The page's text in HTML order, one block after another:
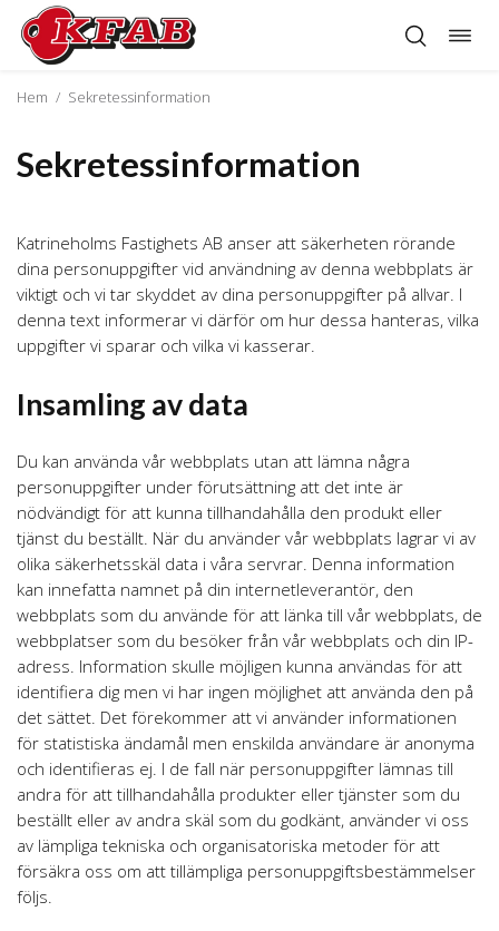
Hoppa
innehåll
Hem / Sekretessinformation
Sekretessinformation
Katrineholms Fastighets AB anser att säkerheten rörande
dina personuppgifter vid användning av denna webbplats är
viktigt och vi tar skyddet av dina personuppgifter på allvar. I
denna text informerar vi därför om hur dessa hanteras, vilka
uppgifter vi sparar och vilka vi kasserar.
Insamling av data
Du kan använda vår webbplats utan att lämna några
personuppgifter under förutsättning att det inte är
nödvändigt för att kunna tillhandahålla den produkt eller
tjänst du beställt. När du använder vår webbplats lagrar vi av
olika säkerhetsskäl data i våra servrar. Denna information
kan innefatta namnet på din internetleverantör, den
webbplats som du använde för att länka till vår webbplats, de
webbplatser som du besöker från vår webbplats och din IP-
adress. Information skulle möjligen kunna användas för att
identifiera dig men vi har ingen möjlighet att använda den på
det sättet. Det förekommer att vi använder informationen
för statistiska ändamål men enskilda användare är anonyma
och identifieras ej. I de fall när personuppgifter lämnas till
andra för att tillhandahålla produkter eller tjänster som du
beställt eller av andra skäl som du godkänt, använder vi oss
av lämpliga tekniska och organisatoriska metoder för att
försäkra oss om att tillämpliga personuppgiftsbestämmelser
följs.